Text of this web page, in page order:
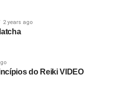
2 years ago
do Reiki VIDEO